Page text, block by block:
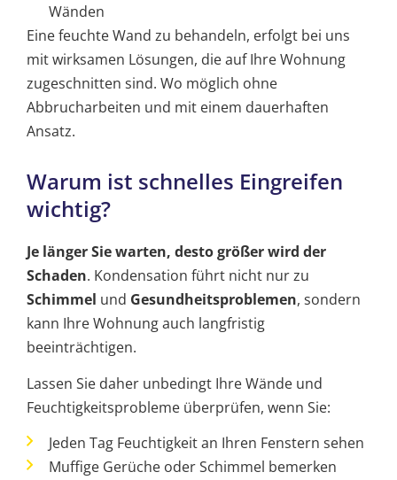
Wänden
Eine feuchte Wand zu behandeln, erfolgt bei uns
mit wirksamen Lösungen, die auf Ihre Wohnung
zugeschnitten sind. Wo möglich ohne
Abbrucharbeiten und mit einem dauerhaften
Ansatz.
Warum ist schnelles Eingreifen
wichtig?
Je länger Sie warten, desto größer wird der
Schaden. Kondensation führt nicht nur zu
Schimmel und Gesundheitsproblemen, sondern
kann Ihre Wohnung auch langfristig
beeinträchtigen.
Lassen Sie daher unbedingt Ihre Wände und
Feuchtigkeitsprobleme überprüfen, wenn Sie:
Jeden Tag Feuchtigkeit an Ihren Fenstern sehen
Muffige Gerüche oder Schimmel bemerken